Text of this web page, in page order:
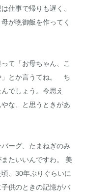
仕事で帰りも遅く、
が晩御飯を作ってく
て「お母ちゃん、こ
」とか言うてね。 ち
でしょう。今思え
な、と思うときがあ
ーグ、たまねぎのみ
たいいんですわ。 美
、30年ぶりぐらいに
供のときの記憶がバ